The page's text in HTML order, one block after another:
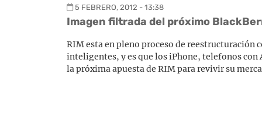
5 FEBRERO, 2012 - 13:38
Imagen filtrada del próximo
RIM esta en pleno proceso de reestructuración
inteligentes, y es que los iPhone, telefonos con
la próxima apuesta de RIM para revivir su